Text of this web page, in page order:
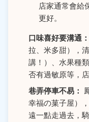
店家通常會給
更好。
口味喜好要溝通：
拉、米多甜），
講！）、水果種
否有過敏原等，
巷弄停車不易：
幸福の菓子屋）
遠一點走過去，